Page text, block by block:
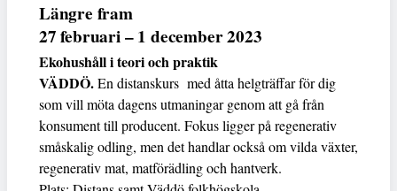
Längre fram
27 februari – 1 december 2023
Ekohushåll i teori och praktik
VÄDDÖ.En distanskurs med åtta helgträffar för dig
som vill möta dagens utmaningar genom att gå från
konsument till producent. Fokus ligger på regenerativ
småskalig odling, men det handlar också om vilda växter,
regenerativ mat, matförädling och hantverk.